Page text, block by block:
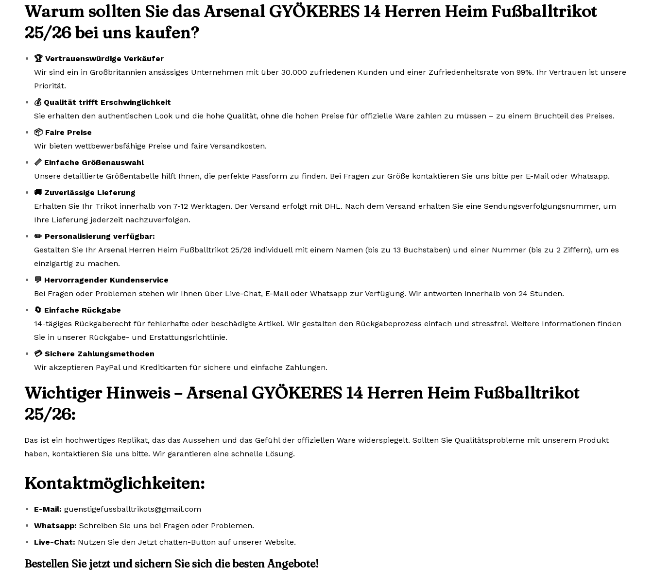
Warum sollten Sie das Arsenal GYÖKERES 14 Herren Heim Fußballtrikot
25/26 bei uns kaufen?
🏆 Vertrauenswürdige Verkäufer
Wir sind ein in Großbritannien ansässiges Unternehmen mit über 30.000 zufriedenen Kunden und einer Zufriedenheitsrate von 99%. Ihr Vertrauen ist unsere
Priorität.
💰 Qualität trifft Erschwinglichkeit
Sie erhalten den authentischen Look und die hohe Qualität, ohne die hohen Preise für offizielle Ware zahlen zu müssen – zu einem Bruchteil des Preises.
📦 Faire Preise
Wir bieten wettbewerbsfähige Preise und faire Versandkosten.
📏 Einfache Größenauswahl
Unsere detaillierte Größentabelle hilft Ihnen, die perfekte Passform zu finden. Bei Fragen zur Größe kontaktieren Sie uns bitte per E-Mail oder Whatsapp.
🚚 Zuverlässige Lieferung
Erhalten Sie Ihr Trikot innerhalb von 7-12 Werktagen. Der Versand erfolgt mit DHL. Nach dem Versand erhalten Sie eine Sendungsverfolgungsnummer, um
Ihre Lieferung jederzeit nachzuverfolgen.
✏️ Personalisierung verfügbar:
Gestalten Sie Ihr Arsenal Herren Heim Fußballtrikot 25/26 individuell mit einem Namen (bis zu 13 Buchstaben) und einer Nummer (bis zu 2 Ziffern), um es
einzigartig zu machen.
💬 Hervorragender Kundenservice
Bei Fragen oder Problemen stehen wir Ihnen über Live-Chat, E-Mail oder Whatsapp zur Verfügung. Wir antworten innerhalb von 24 Stunden.
🔄 Einfache Rückgabe
14-tägiges Rückgaberecht für fehlerhafte oder beschädigte Artikel. Wir gestalten den Rückgabeprozess einfach und stressfrei. Weitere Informationen finden
Sie in unserer Rückgabe- und Erstattungsrichtlinie.
💳 Sichere Zahlungsmethoden
Wir akzeptieren PayPal und Kreditkarten für sichere und einfache Zahlungen.
Wichtiger Hinweis – Arsenal GYÖKERES 14 Herren Heim Fußballtrikot
25/26:
Das ist ein hochwertiges Replikat, das das Aussehen und das Gefühl der offiziellen Ware widerspiegelt. Sollten Sie Qualitätsprobleme mit unserem Produkt
haben, kontaktieren Sie uns bitte. Wir garantieren eine schnelle Lösung.
Kontaktmöglichkeiten:
E-Mail: guenstigefussballtrikots@gmail.com
Whatsapp: Schreiben Sie uns bei Fragen oder Problemen.
Live-Chat: Nutzen Sie den Jetzt chatten-Button auf unserer Website.
Bestellen Sie jetzt und sichern Sie sich die besten Angebote!